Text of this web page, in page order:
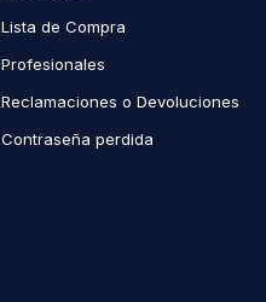
Lista de Compra
Profesionales
Reclamaciones o Devoluciones
Contraseña perdida